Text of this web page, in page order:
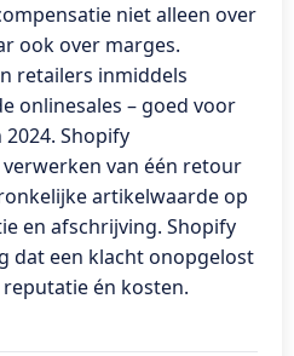
niet alleen over
ook over marges.
retailers inmiddels
onlinesales – goed voor
Shopify
van één retour
artikelwaarde op
en afschrijving. Shopify
dat een klacht onopgelost
én kosten.